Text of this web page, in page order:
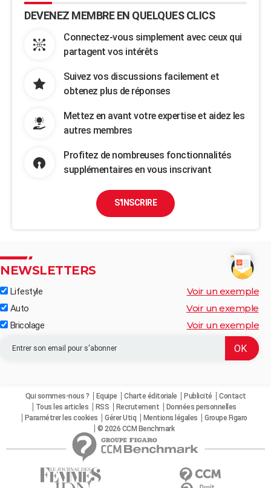
DEVENEZ MEMBRE EN QUELQUES CLICS
Connectez-vous simplement avec ceux qui
partagent vos intérêts
Suivez vos discussions facilement et
obtenez plus de réponses
Mettez en avant votre expertise et aidez les
autres membres
Profitez de nombreuses fonctionnalités
supplémentaires en vous inscrivant
S'INSCRIRE
NEWSLETTERS
Lifestyle Voir un exemple
Auto Voir un exemple
Bricolage Voir un exemple
Qui sommes-nous ? Equipe Charte éditoriale Publicité
Contact
Tous les articles
RSS Recrutement
Données personnelles
Paramétrer les cookies
Gérer Utiq Mentions légales
Groupe Figaro
© 2026 CCM Benchmark